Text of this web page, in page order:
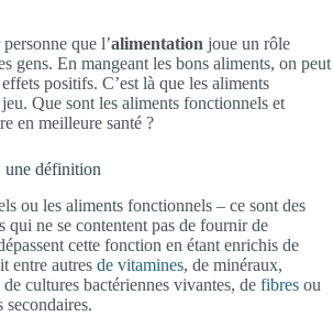
que l’alimentation joue un rôle
gens. En mangeant les bons aliments, on peut
positifs. C’est là que les aliments
Que sont les aliments fonctionnels et
en meilleure santé ?
une définition
ou les aliments fonctionnels – ce sont des
qui ne se contentent pas de fournir de
cette fonction en étant enrichis de
entre autres de vitamines, de minéraux,
de cultures bactériennes vivantes, de fibres ou
secondaires.